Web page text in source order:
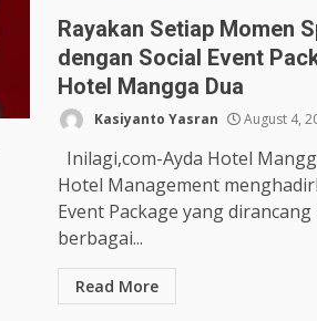
Rayakan Setiap Momen
dengan Social Event
Hotel Mangga Dua
Kasiyanto Yasran August 4,
Inilagi,com-Ayda Hotel
Hotel Management
Event Package yang
berbagai...
Read More